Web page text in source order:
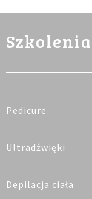
Szkolenia
Pedicure
Ultradźwięki
Depilacja ciała